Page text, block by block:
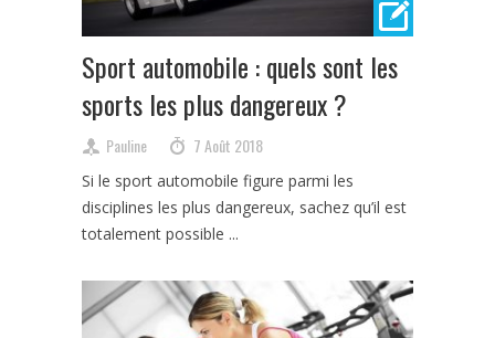
Sport automobile : quels sont les
sports les plus dangereux ?
Pauline 7 Août 2018
Si le sport automobile figure parmi les
disciplines les plus dangereux, sachez qu’il est
totalement possible ...